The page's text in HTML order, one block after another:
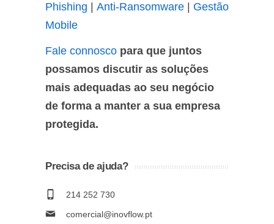
Phishing
Anti-Ransomware
Gestão
Mobile
Fale connosco para que juntos
possamos discutir as soluções
mais adequadas ao seu negócio
de forma a manter a sua empresa
protegida.
Precisa de ajuda?
214 252 730
comercial@inovflow.pt